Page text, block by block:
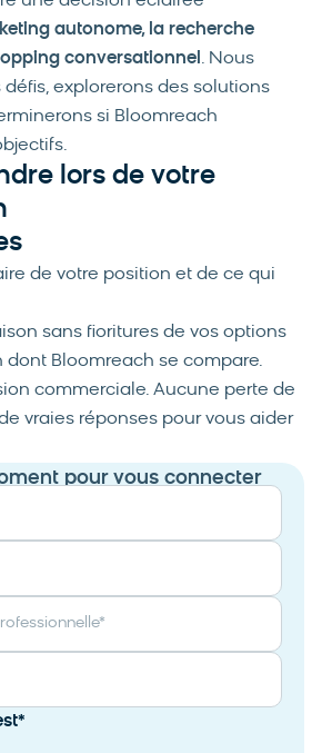
autonome, la recherche
conversationnel. Nous
explorerons des solutions
si Bloomreach
lors de votre
de votre position et de ce qui
sans fioritures de vos options
dont Bloomreach se compare.
commerciale. Aucune perte de
vraies réponses pour vous aider
pour vous connecter
*
*